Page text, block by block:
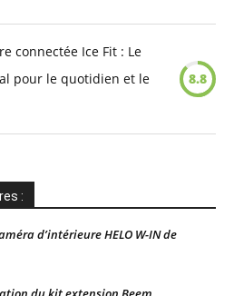
connectée Ice Fit : Le
pour le quotidien et le
8.8
:
d’intérieure HELO W-IN de